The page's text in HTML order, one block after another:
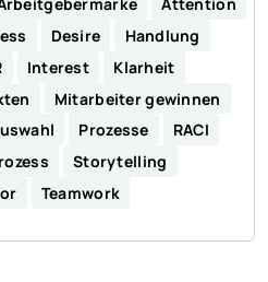
Desire
Handlung
Interest
Klarheit
Mitarbeiter gewinnen
Prozesse
RACI
Storytelling
Teamwork